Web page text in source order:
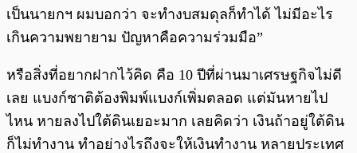
เป็นนายกฯ ผมบอกว่า จะทำงบสมดุลก็ทำได้ ไม่มีอะไร
เกินความพยายาม ปัญหาคือความร่วมมือ”
หรือสิ่งที่อยากฝากไว้คิด คือ 10 ปีที่ผ่านมาเศรษฐกิจไม่ดี
เลย แบงก์ชาติต้องพิมพ์แบงก์เพิ่มตลอด แต่มันหายไป
ไหน หายลงไปใต้ดินเยอะมาก เลยคิดว่า เงินถ้าอยู่ใต้ดิน
ก็ไม่ทำงาน ทำอย่างไรถึงจะให้เงินทำงาน หลายประเทศ